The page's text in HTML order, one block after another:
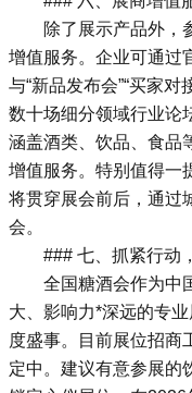
除了展示产品外，
增值服务。企业可通过
与“新品发布会”“买家
数十场细分领域行业论
涵盖酒类、饮品、食品
增值服务。特别值得一
将贯穿展会前后，通过
会。
### 七、抓紧行动
全国糖酒会作为中
大、影响力*深远的专
度盛事。目前展位招商
定中。建议有意参展的